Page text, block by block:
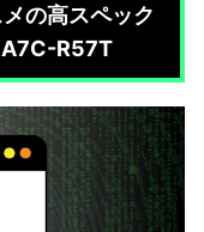
の高スペック
R57T